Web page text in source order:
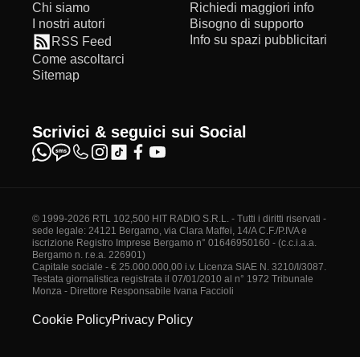
Chi siamo
I nostri autori
RSS Feed
Come ascoltarci
Sitemap
Richiedi maggiori info
Bisogno di supporto
Info su spazi pubblicitari
Scrivici & seguici sui Social
© 1999-2026 RTL 102,500 HIT RADIO S.R.L. - Tutti i diritti riservati -
sede legale: 24121 Bergamo, via Clara Maffei, 14/A C.F./P.IVA e
iscrizione Registro Imprese Bergamo n° 01646950160 - (c.c.i.a.a.
Bergamo n. r.e.a. 226901)
Capitale sociale - € 25.000.000,00 i.v. Licenza SIAE N. 3210/I/3087.
Testata giornalistica registrata il 07/01/2010 al n° 1972 Tribunale
Monza - Direttore Responsabile Ivana Faccioli
Cookie PolicyPrivacy Policy